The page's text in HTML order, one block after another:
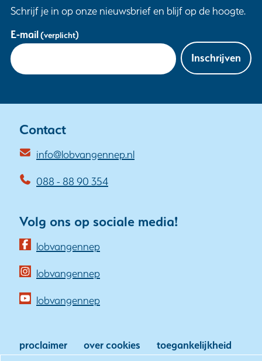
Schrijf je in op onze nieuwsbrief en blijf op de hoogte.
Uw
gegevens
E-mail(verplicht)
Inschrijven
Contact
info@lobvangennep.nl
088 - 88 90 354
Volg ons op sociale media!
lobvangennep(opent
nieuw
venster)
een
lobvangennep(opent
nieuw
(verwijst
lobvangennep(opent
venster)
proclaimer over cookies
toegankelijkheid